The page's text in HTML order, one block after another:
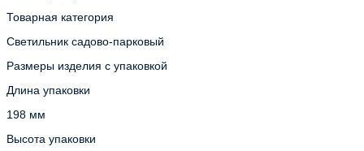
Товарная категория
Светильник садово-парковый
Размеры изделия с упаковкой
Длина упаковки
198 мм
Высота упаковки